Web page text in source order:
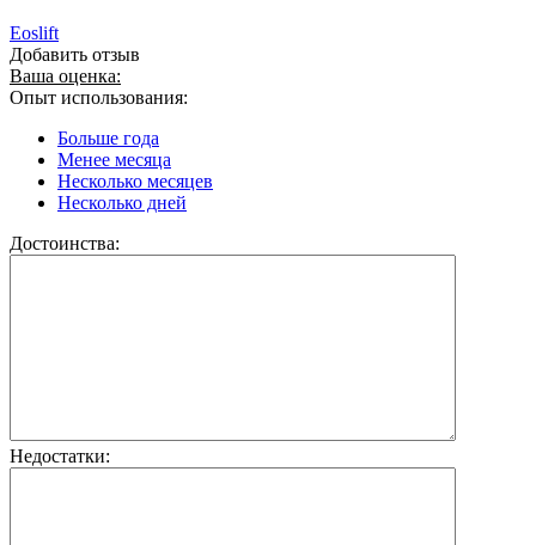
Eoslift
Добавить отзыв
Ваша оценка:
Опыт использования:
Больше года
Менее месяца
Несколько месяцев
Несколько дней
Достоинства:
Недостатки: